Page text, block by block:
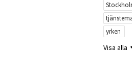
yrken
Visa alla